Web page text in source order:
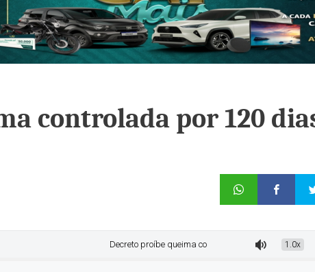
controlada por 120
Decreto proíbe queima controlada por 120 dias 1.0x